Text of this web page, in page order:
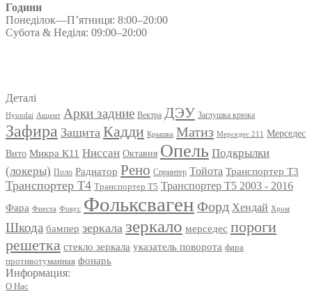
Години
Понеділок—П’ятниця: 8:00–20:00
Субота & Неділя: 09:00–20:00
Деталі
Hyundai Акцент Арки задние Вектра ДЭУ Заглушка крюка
Зафира Защита Кадди Крышка Матиз Мерседес 211 Мерседес
Вито Микра К11 Ниссан Октавия Опель Подкрылки
(локеры) Поло Радиатор Рено Спринтер Тойота Транспортер Т3
Транспортер Т4 Транспортер Т5 Транспортер Т5 2003 - 2016
Фара Фиеста Фокус Фольксваген Форд Хендай Хром
Шкода бампер зеркала зеркало мерседес пороги
решетка стекло зеркала указатель поворота фара
противотуманная фонарь
Информация:
О Нас